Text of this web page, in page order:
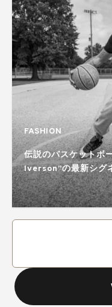
FASHION
伝説のバスケットボ
Iverson”の最新シグ
場！